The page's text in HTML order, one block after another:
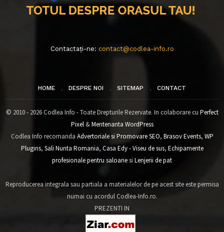
Contactați-ne: contact@codlea-info.ro
HOME DESPRE NOI SITEMAP CONTACT
© 2010 - 2026 Codlea Info - Toate Drepturile Rezervate. In colaborare cu Perfect
Pixel&Mentenanta WordPress
Codlea Info recomanda Advertoriale si Promovare SEO, Brasov Events, WP
Plugins, Sali Nunta Romania, Casa Edy - Viseu de sus, Echipamente
profesionale pentru saloanesi Lenjerii de pat
Reproducerea integrala sau partiala a materialelor de pe acest site este permisa
numai cu acordul Codlea-Info.ro.
PREZENTI IN